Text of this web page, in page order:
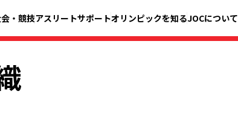
・競技アスリートサポートオリンピックを知るJOCについて